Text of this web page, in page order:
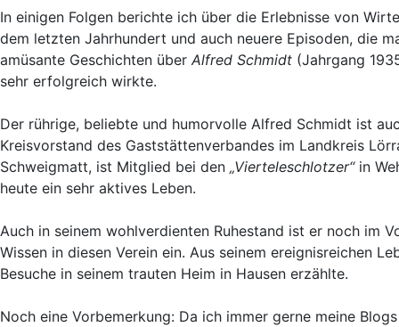
In einigen Folgen berichte ich über die Erlebnisse von
dem letzten Jahrhundert und auch neuere Episoden, die
amüsante Geschichten über Alfred Schmidt (Jahrgang
sehr erfolgreich wirkte.
Der rührige, beliebte und humorvolle Alfred Schmidt ist
Kreisvorstand des Gaststättenverbandes im Landkreis
Schweigmatt, ist Mitglied bei den „Vierteleschlotzer“in
heute ein sehr aktives Leben.
Auch in seinem wohlverdienten Ruhestand ist er noch im
Wissen in diesen Verein ein. Aus seinem ereignisreichen
Besuche in seinem trauten Heim in Hausen erzählte.
Noch eine Vorbemerkung: Da ich immer gerne meine